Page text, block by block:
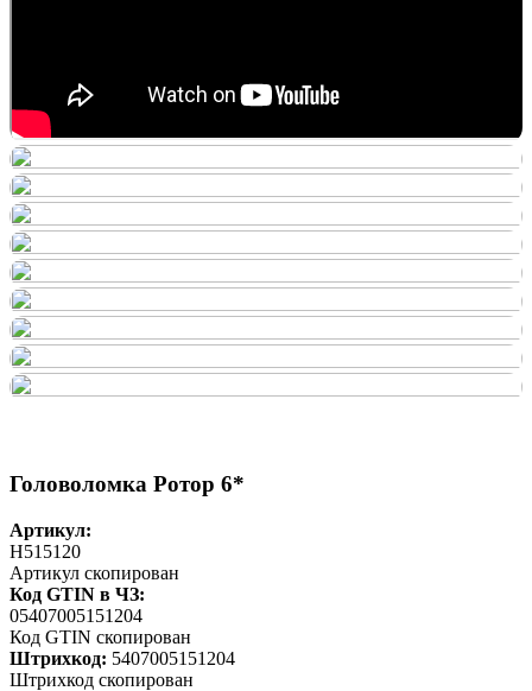
Головоломка Ротор 6*
Артикул:
H515120
Артикул скопирован
Код GTIN в ЧЗ:
05407005151204
Код GTIN скопирован
Штрихкод: 5407005151204
Штрихкод скопирован